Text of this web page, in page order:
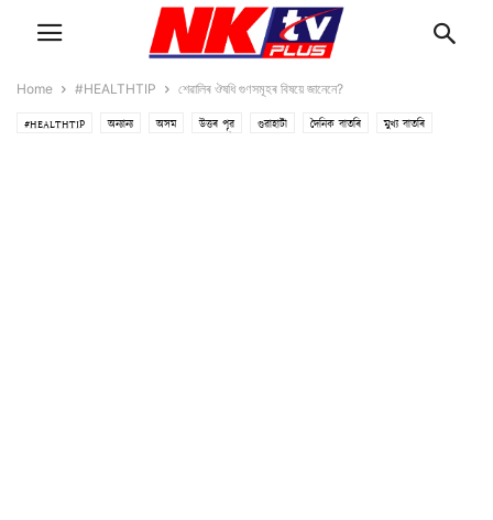
Home #HEALTHTIP শেৱালিৰ ঔষধি গুণসমূহৰ বিষয়ে জানেনে?
#HEALTHTIP অন্যান্য অসম উত্তৰ পূৱ গুৱাহাটী দৈনিক বাতৰি মুখ্য বাতৰি